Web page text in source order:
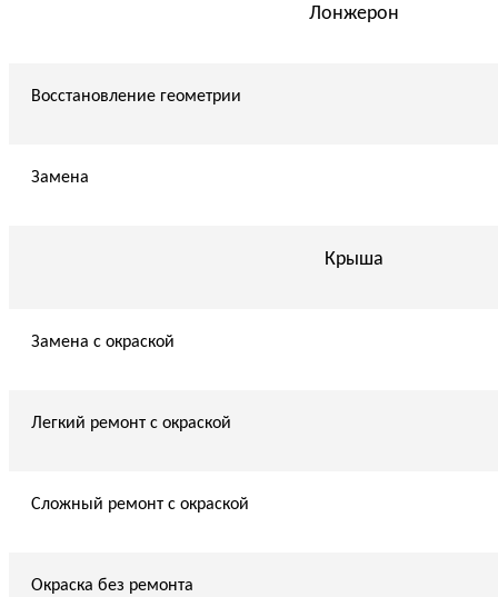
Лонжерон
Восстановление геометрии
Замена
Крыша
Замена с окраской
Легкий ремонт с окраской
Сложный ремонт с окраской
Окраска без ремонта